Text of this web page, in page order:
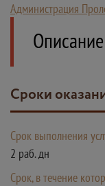
Администрация
Сроки
Срок выполнения
2 раб. дн
Срок, в течение